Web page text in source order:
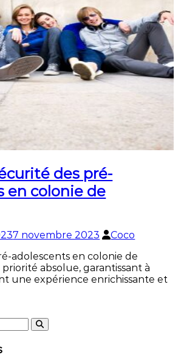
des pré-
en colonie de
7 novembre 2023
Coco
adolescents en colonie de
absolue, garantissant à
une expérience enrichissante et
Rechercher